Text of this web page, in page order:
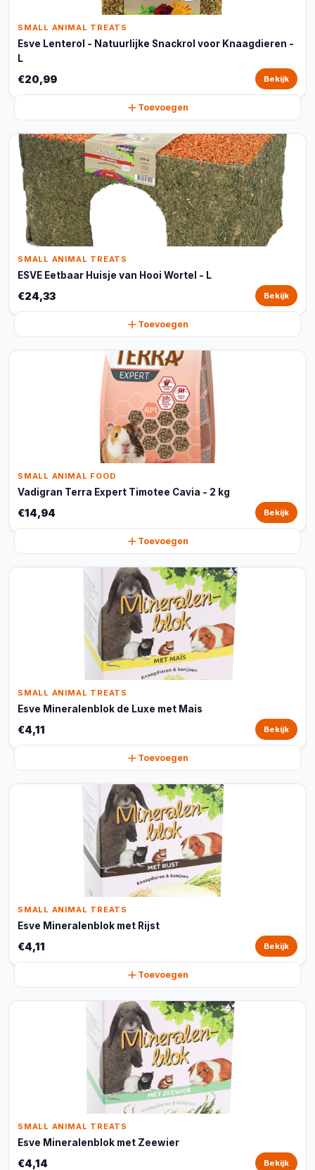
SMALL ANIMAL TREATS
Esve Lenterol - Natuurlijke Snackrol voor Knaagdieren -
L
€20,99 Bekijk
Toevoegen
SMALL ANIMAL TREATS
ESVE Eetbaar Huisje van Hooi Wortel - L
€24,33 Bekijk
Toevoegen
SMALL ANIMAL FOOD
Vadigran Terra Expert Timotee Cavia - 2 kg
€14,94 Bekijk
Toevoegen
SMALL ANIMAL TREATS
Esve Mineralenblok de Luxe met Mais
€4,11 Bekijk
Toevoegen
SMALL ANIMAL TREATS
Esve Mineralenblok met Rijst
€4,11 Bekijk
Toevoegen
SMALL ANIMAL TREATS
Esve Mineralenblok met Zeewier
€4,14 Bekijk